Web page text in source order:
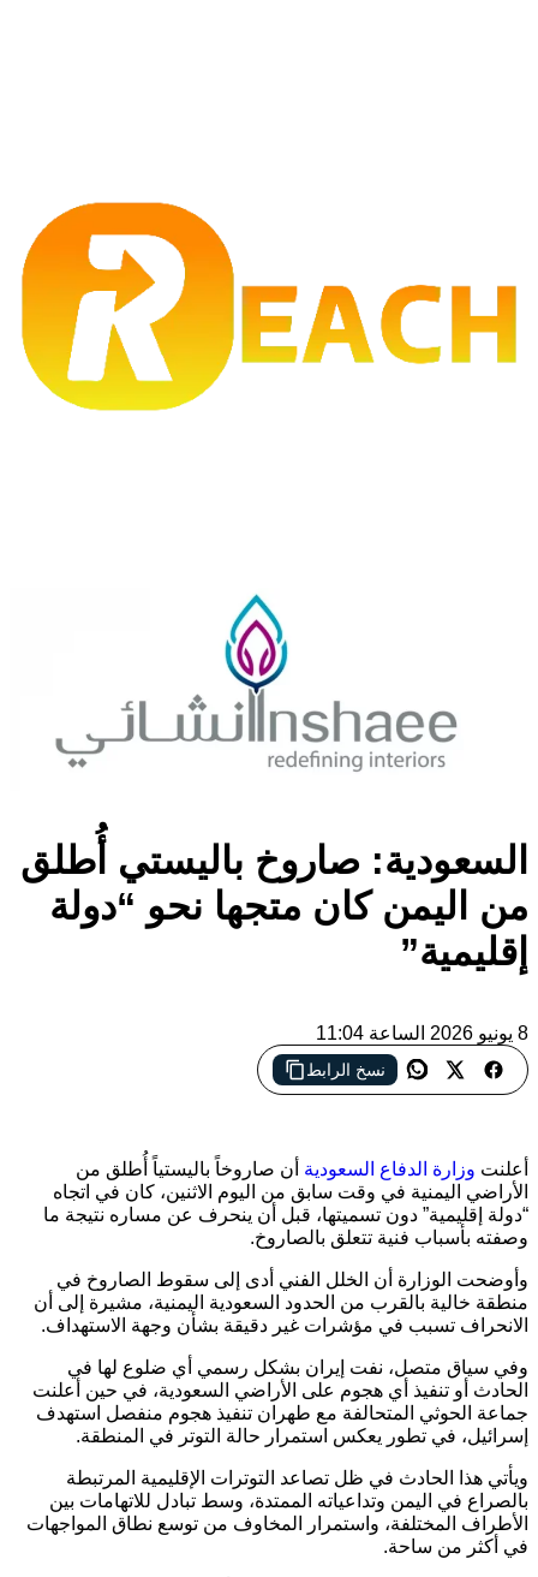
السعودية: صاروخ باليستي أُطلق
من اليمن كان متجها نحو “دولة
إقليمية”
8 يونيو 2026 الساعة 11:04
نسخ الرابط
وزارة الدفاع السعودية تعلن رصد صاروخ باليستي انطلق من اليمن
أعلنت وزارة الدفاع السعودية أن صاروخاً باليستياً أُطلق من
الأراضي اليمنية في وقت سابق من اليوم الاثنين، كان في اتجاه
“دولة إقليمية” دون تسميتها، قبل أن ينحرف عن مساره نتيجة ما
وصفته بأسباب فنية تتعلق بالصاروخ.
وأوضحت الوزارة أن الخلل الفني أدى إلى سقوط الصاروخ في
منطقة خالية بالقرب من الحدود السعودية اليمنية، مشيرة إلى أن
الانحراف تسبب في مؤشرات غير دقيقة بشأن وجهة الاستهداف.
وفي سياق متصل، نفت إيران بشكل رسمي أي ضلوع لها في
الحادث أو تنفيذ أي هجوم على الأراضي السعودية، في حين أعلنت
جماعة الحوثي المتحالفة مع طهران تنفيذ هجوم منفصل استهدف
إسرائيل، في تطور يعكس استمرار حالة التوتر في المنطقة.
ويأتي هذا الحادث في ظل تصاعد التوترات الإقليمية المرتبطة
بالصراع في اليمن وتداعياته الممتدة، وسط تبادل للاتهامات بين
الأطراف المختلفة، واستمرار المخاوف من توسع نطاق المواجهات
في أكثر من ساحة.